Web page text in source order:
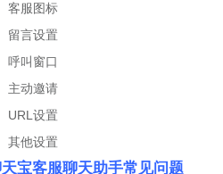
服图标
言设置
叫窗口
动邀请
设置
他设置
宝客服聊天助手常见问题